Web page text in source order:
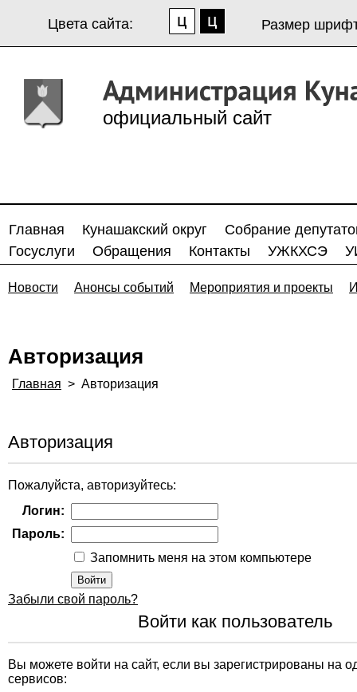
Цвета сайта: Размер
официальный сайт
Главная Кунашакский округ
Собрание
Госуслуги
Обращения Контакты УЖКХСЭ
Новости Анонсы событий Мероприятия и проекты
Авторизация
Главная > Авторизация
Авторизация
Пожалуйста, авторизуйтесь:
Логин:
Пароль:
Запомнить меня на этом компьютере
Забыли свой пароль?
Войти как пользователь
Вы можете войти на сайт, если вы зарегистрированы на
сервисов: